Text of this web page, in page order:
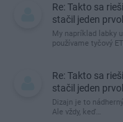
Re: Takto sa
stačil jeden
My napríklad labky
používame tyčový
Re: Takto sa
stačil jeden
Dizajn je to
Ale vždy, keď…